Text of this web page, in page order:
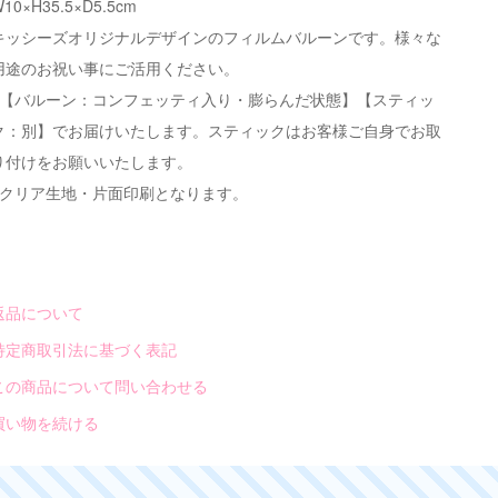
ッシーズオリジナルデザインのフィルムバルーンです。様々な
途のお祝い事にご活用ください。
バルーン：コンフェッティ入り・膨らんだ状態】【スティッ
：別】でお届けいたします。スティックはお客様ご自身でお取
付けをお願いいたします。
リア生地・片面印刷となります。
品について
定商取引法に基づく表記
の商品について問い合わせる
い物を続ける